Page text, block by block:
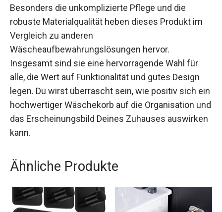
Besonders die unkomplizierte Pflege und die
robuste Materialqualität heben dieses Produkt im
Vergleich zu anderen
Wäscheaufbewahrungslösungen hervor.
Insgesamt sind sie eine hervorragende Wahl für
alle, die Wert auf Funktionalität und gutes Design
legen. Du wirst überrascht sein, wie positiv sich ein
hochwertiger Wäschekorb auf die Organisation und
das Erscheinungsbild Deines Zuhauses auswirken
kann.
Ähnliche Produkte